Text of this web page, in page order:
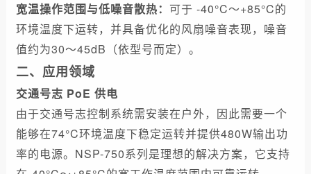
宽温操作范围与低噪音散热： 可于 -40°C～+85°C的
环境温度下运转，并具备优化的风扇噪音表现，噪音
值约为30～45dB（依型号而定）。
二、应用领域
交通号志 PoE 供电
由于交通号志控制系统需安装在户外，因此需要一个
能够在74°C环境温度下稳定运转并提供480W输出功
率的电源。NSP-750系列是理想的解决方案，它支持